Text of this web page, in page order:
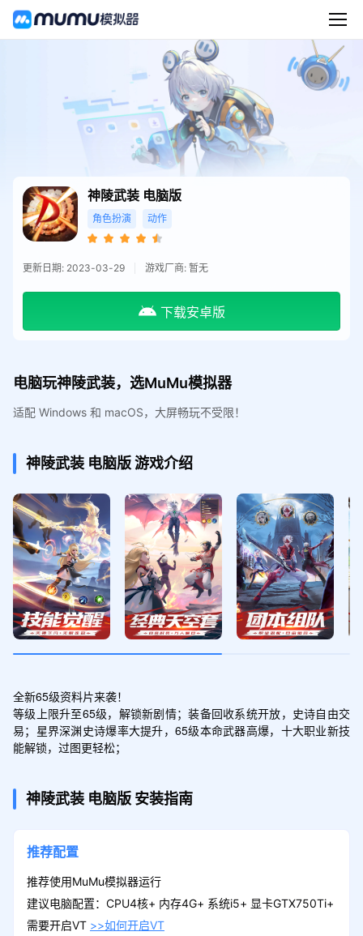
神陵武装 电脑版
角色扮演 动作
更新日期: 2023-03-29 游戏厂商: 暂无
下载安卓版
电脑玩神陵武装，选MuMu模拟器
适配 Windows 和 macOS，大屏畅玩不受限！
神陵武装 电脑版游戏介绍
全新65级资料片来袭！
等级上限升至65级，解锁新剧情；装备回收系统开放，史诗自由交
易；星界深渊史诗爆率大提升，65级本命武器高爆，十大职业新技
能解锁，过图更轻松；
神陵武装 电脑版 安装指南
推荐配置
推荐使用MuMu模拟器运行
建议电脑配置：CPU4核+ 内存4G+ 系统i5+ 显卡GTX750Ti+
需要开启VT >>如何开启VT